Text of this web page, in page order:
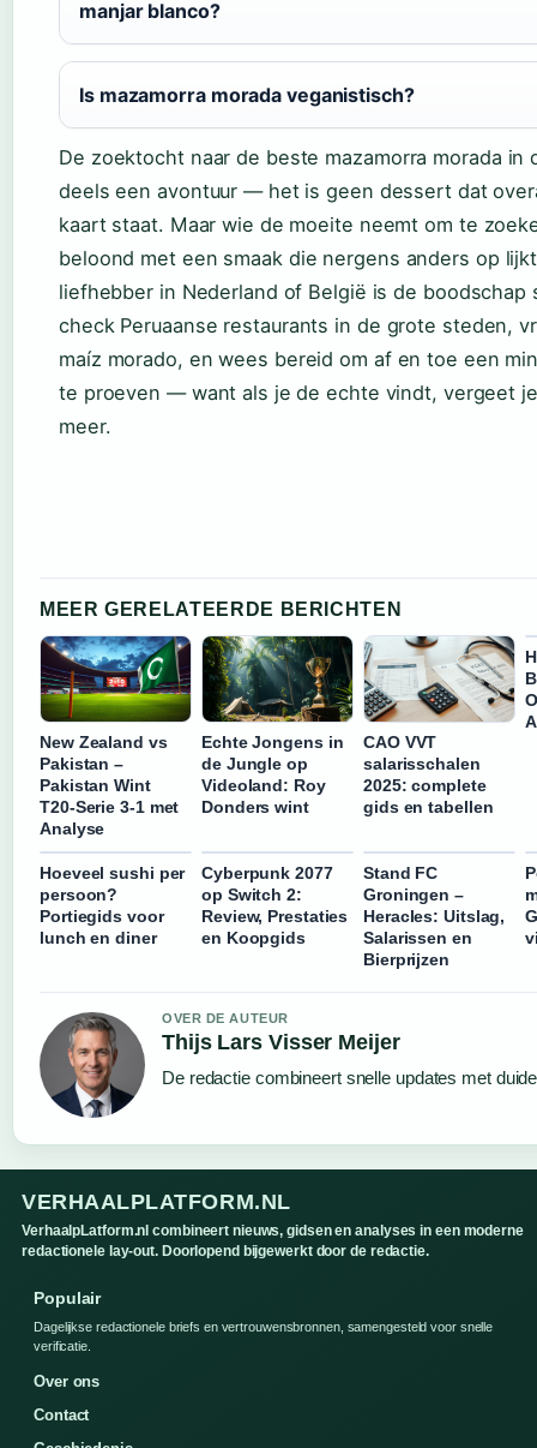
manjar blanco?
Is mazamorra morada veganistisch?
De zoektocht naar de beste mazamorra morada in
deels een avontuur — het is geen dessert dat
kaart staat. Maar wie de moeite neemt om te
beloond met een smaak die nergens anders op
liefhebber in Nederland of België is de boodschap
check Peruaanse restaurants in de grote steden,
maíz morado, en wees bereid om af en toe een
te proeven — want als je de echte vindt, vergeet
meer.
MEER GERELATEERDE BERICHTEN
New Zealand vs
Pakistan –
Pakistan Wint
T20-Serie 3-1 met
Analyse
Echte Jongens in
de Jungle op
Videoland: Roy
Donders wint
CAO VVT
salarisschalen
2025: complete
gids en tabellen
Hoeveel sushi per
persoon?
Portiegids voor
lunch en diner
Cyberpunk 2077
op Switch 2:
Review, Prestaties
en Koopgids
Stand FC
Groningen –
Heracles: Uitslag,
Salarissen en
Bierprijzen
OVER DE AUTEUR
Thijs Lars Visser Meijer
De redactie combineert snelle updates met
VERHAALPLATFORM.NL
VerhaalpLatform.nl combineert nieuws, gidsen en analyses in een moderne
redactionele lay-out. Doorlopend bijgewerkt door de redactie.
Populair
Dagelijkse redactionele briefs en vertrouwensbronnen, samengesteld voor snelle
verificatie.
Over ons
Contact